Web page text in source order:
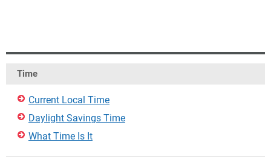
Time
Current Local Time
Daylight Savings Time
What Time Is It